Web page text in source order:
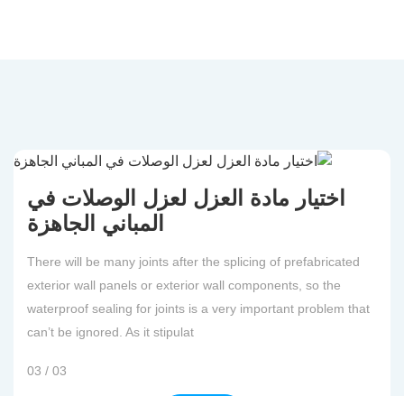
اختيار مادة العزل لعزل الوصلات في
المباني الجاهزة
There will be many joints after the splicing of prefabricated
exterior wall panels or exterior wall components, so the
waterproof sealing for joints is a very important problem that
can’t be ignored. As it stipulat
03 / 03